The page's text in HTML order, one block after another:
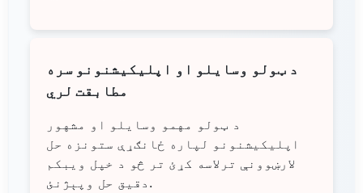
د ټولو وسایلو او اپلیکیشنونو سره
مطابقت لري
د ټولو مهمو وسایلو او مشهور
اپلیکیشنونو لپاره ځانګړې ستونزه حل
لارښوونې ترلاسه کړئ تر څو د خپل ویبکم
دقیق حل وپېژنئ.